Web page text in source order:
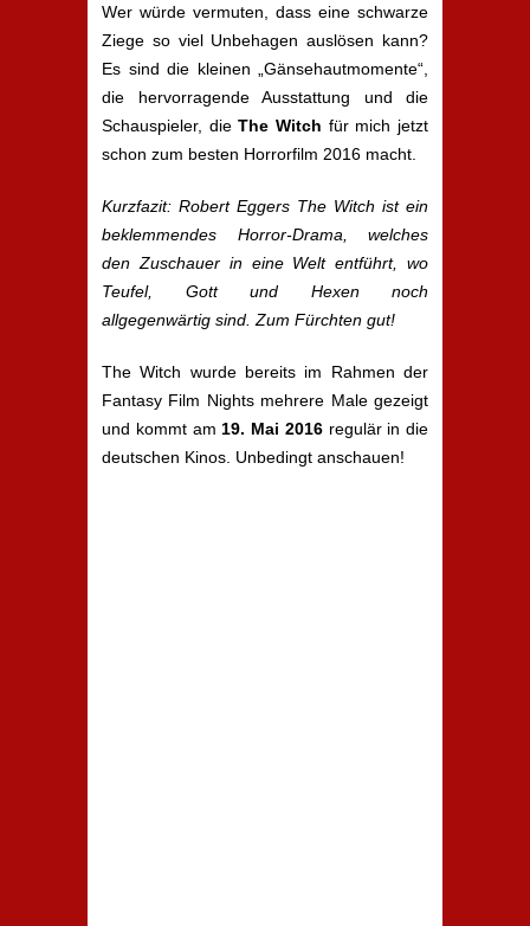
Wer würde vermuten, dass eine schwarze
Ziege so viel Unbehagen auslösen kann?
Es sind die kleinen „Gänsehautmomente“,
die hervorragende Ausstattung und die
Schauspieler, dieThe Witch für mich jetzt
schon zum besten Horrorfilm 2016 macht.
Kurzfazit: Robert Eggers The Witch ist ein
beklemmendes Horror-Drama, welches
den Zuschauer in eine Welt entführt, wo
Teufel, Gott und Hexen noch
allgegenwärtig sind. Zum Fürchten gut!
The Witch wurde bereits im Rahmen der
Fantasy Film Nights mehrere Male gezeigt
und kommt am 19. Mai 2016regulär in die
deutschen Kinos. Unbedingt anschauen!